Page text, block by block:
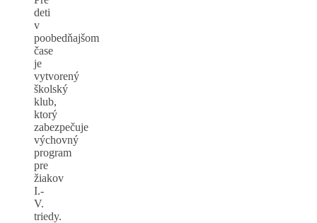
deti
v
poobedňajšom
čase
je
vytvorený
školský
klub,
ktorý
zabezpečuje
výchovný
program
pre
žiakov
I.-
V.
triedy.